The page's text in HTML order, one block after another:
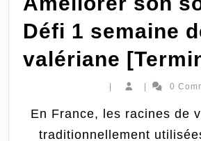
Défi 1 semaine
valériane
| | 0
En France, les racines de
traditionnellement